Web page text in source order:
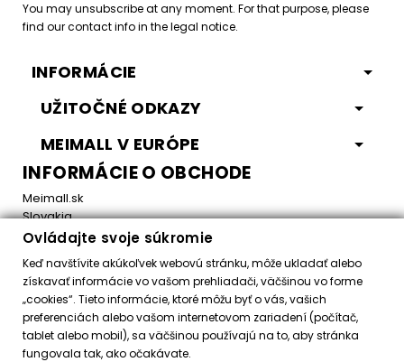
You may unsubscribe at any moment. For that purpose, please
find our contact info in the legal notice.
INFORMÁCIE
UŽITOČNÉ ODKAZY
MEIMALL V EURÓPE
INFORMÁCIE O OBCHODE
Meimall.sk
Slovakia
Email:office@meimall.sk
Control your Privacy
Ovládajte svoje súkromie
Keď navštívite akúkoľvek webovú stránku, môže ukladať alebo
získavať informácie vo vašom prehliadači, väčšinou vo forme
„cookies“. Tieto informácie, ktoré môžu byť o vás, vašich
preferenciách alebo vašom internetovom zariadení (počítač,
tablet alebo mobil), sa väčšinou používajú na to, aby stránka
fungovala tak, ako očakávate.